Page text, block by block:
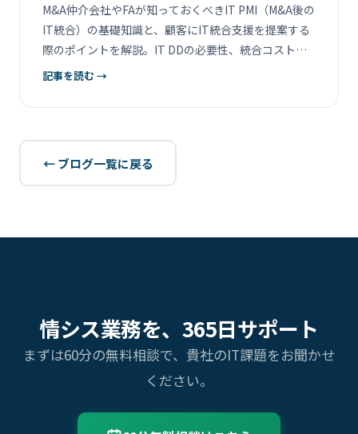
M&A仲介会社やFAが知っておくべきIT PMI（M&A後の
IT統合）の基礎知識と、顧客にIT統合支援を提案する
際のポイントを解説。IT DDの必要性、統合コストの
相場感、パートナー連携の進め方をまとめます。
記事を読む →
← ブログ一覧に戻る
情シス業務を、365日サポート
まずは60分の無料相談で、貴社のIT課題をお聞かせ
ください。